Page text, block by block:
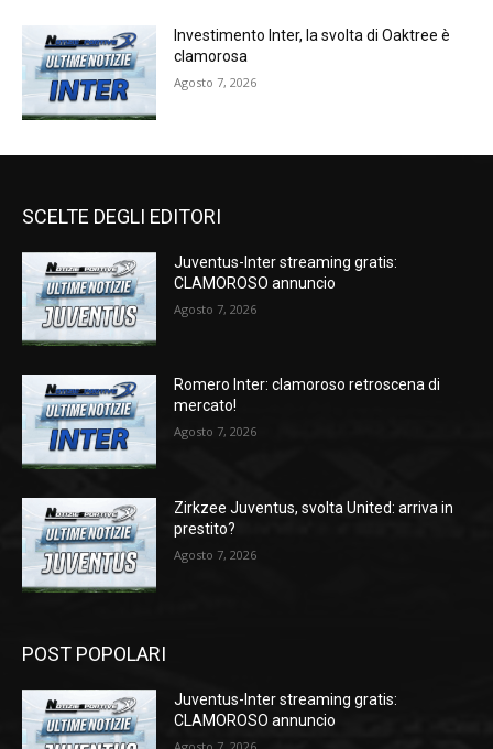
Investimento Inter, la svolta di Oaktree è
clamorosa
Agosto 7, 2026
SCELTE DEGLI EDITORI
Juventus-Inter streaming gratis:
CLAMOROSO annuncio
Agosto 7, 2026
Romero Inter: clamoroso retroscena di
mercato!
Agosto 7, 2026
Zirkzee Juventus, svolta United: arriva in
prestito?
Agosto 7, 2026
POST POPOLARI
Juventus-Inter streaming gratis:
CLAMOROSO annuncio